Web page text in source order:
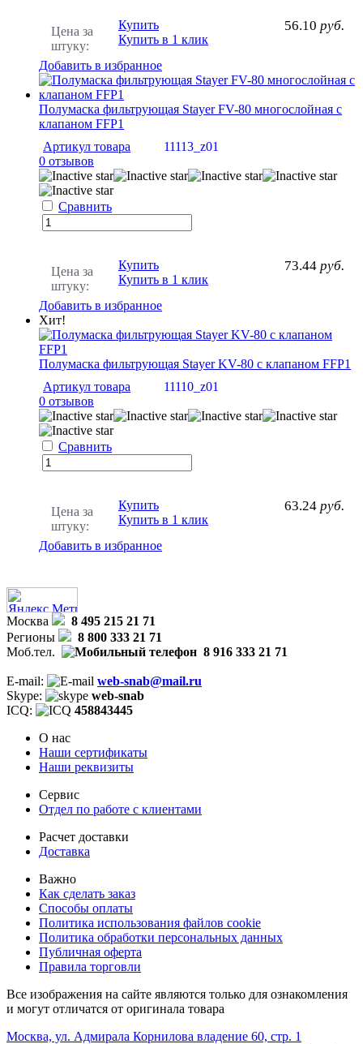
Цена за
штуку:
56.10 руб.
Купить
Купить в 1 клик
Добавить в избранное
Полумаска фильтрующая Stayer FV-80 многослойная с
клапаном FFP1
Артикул товара
11113_z01
0 отзывов
Сравнить
Цена за
штуку:
73.44 руб.
Купить
Купить в 1 клик
Добавить в избранное
Хит!
Полумаска фильтрующая Stayer KV-80 с клапаном FFP1
Артикул товара
11110_z01
0 отзывов
Сравнить
Цена за
штуку:
63.24 руб.
Купить
Купить в 1 клик
Добавить в избранное
Москва
8 495 215 21 71
Регионы
8 800 333 21 71
Моб.тел.
8 916 333 21 71
E-mail:
web-snab@mail.ru
Skype:
web-snab
ICQ:
458843445
О нас
Наши сертификаты
Наши реквизиты
Сервис
Отдел по работе с клиентами
Расчет доставки
Доставка
Важно
Как сделать заказ
Способы оплаты
Политика использования файлов cookie
Политика обработки персональных данных
Публичная оферта
Правила торговли
Все изображения на сайте являются только для ознакомления
и могут отличатся от оригинала товара
Москва, ул. Адмирала Корнилова владение 60, стр. 1